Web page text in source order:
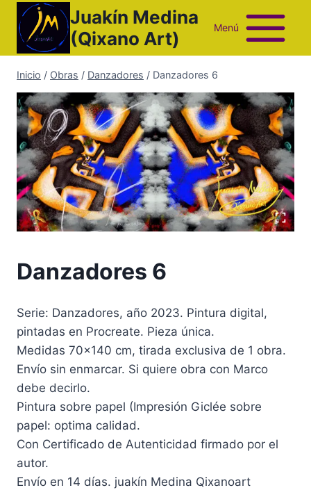
Saltar
contenido
Juakín Medina
(Qixano Art)
Menú
Inicio / Obras / Danzadores / Danzadores 6
Danzadores 6
Serie: Danzadores, año 2023. Pintura digital,
pintadas en Procreate. Pieza única.
Medidas 70×140 cm, tirada exclusiva de 1 obra.
Envío sin enmarcar. Si quiere obra con Marco
debe decirlo.
Pintura sobre papel (Impresión Giclée sobre
papel: optima calidad.
Con Certificado de Autenticidad firmado por el
autor.
Envío en 14 días. juakín Medina Qixanoart